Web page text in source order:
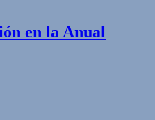
en la Anual